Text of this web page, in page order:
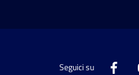
Seguici su